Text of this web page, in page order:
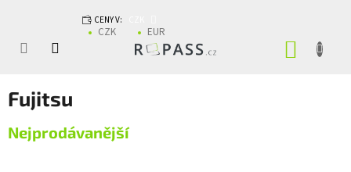
CENY V:
CZK EUR
Fujitsu
Nejprodávanější